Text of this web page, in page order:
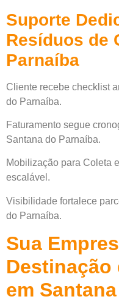
Suporte
Resíduos de
Parnaíba
Cliente recebe checklist
do Parnaíba.
Faturamento segue
Santana do Parnaíba.
Mobilização para Coleta
escalável.
Visibilidade fortalece
do Parnaíba.
Sua
Destinação
em